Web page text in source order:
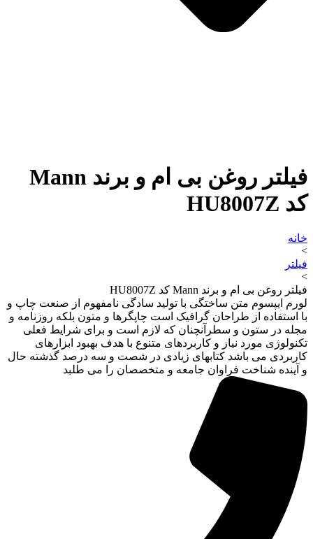
فیلتر روغن بی ام و برند Mann
کد HU8007Z
خانه
>
فیلتر
>
فیلتر روغن بی ام و برند Mann کد HU8007Z
لورم ایپسوم متن ساختگی با تولید سادگی نامفهوم از صنعت چاپ و
با استفاده از طراحان گرافیک است چاپگرها و متون بلکه روزنامه و
مجله در ستون و سطرآنچنان که لازم است و برای شرایط فعلی
تکنولوژی مورد نیاز و کاربردهای متنوع با هدف بهبود ابزارهای
کاربردی می باشد کتابهای زیادی در شصت و سه درصد گذشته حال
و آینده شناخت فراوان جامعه و متخصصان را می طلبد